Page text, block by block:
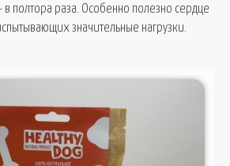
полтора раза. Особенно полезно сердце
значительные нагрузки.